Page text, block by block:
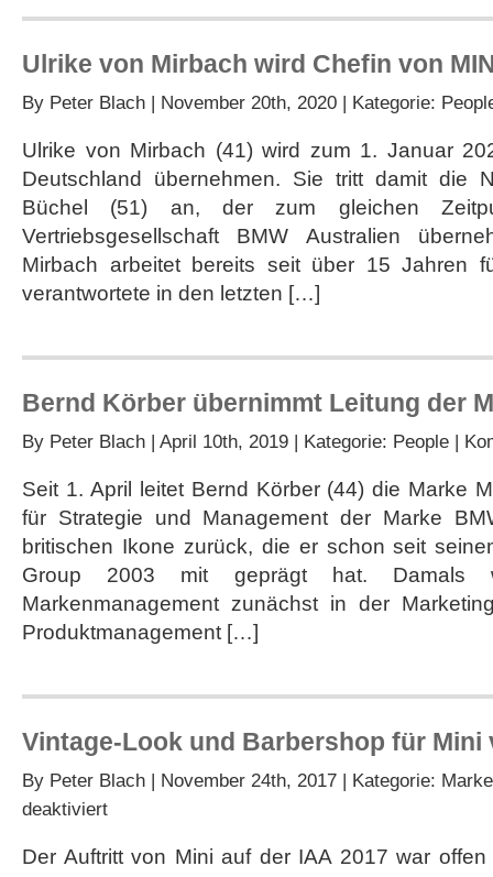
Ulrike von Mirbach wird Chefin von
By Peter Blach | November 20th, 2020 | Kategorie:
Ulrike von Mirbach (41) wird zum 1. Januar
Deutschland übernehmen. Sie tritt damit die
Büchel (51) an, der zum gleichen
Vertriebsgesellschaft BMW Australien
Mirbach arbeitet bereits seit über 15 Jahren
verantwortete in den letzten […]
Bernd Körber übernimmt Leitung der
By Peter Blach | April 10th, 2019 | Kategorie: People |
Seit 1. April leitet Bernd Körber (44) die Marke
für Strategie und Management der Marke
britischen Ikone zurück, die er schon seit
Group 2003 mit geprägt hat. Damals
Markenmanagement zunächst in der
Produktmanagement […]
Vintage-Look und Barbershop für Mini
By Peter Blach | November 24th, 2017 | Kategorie:
deaktiviertfür
und
Der Auftritt von Mini auf der IAA 2017 war